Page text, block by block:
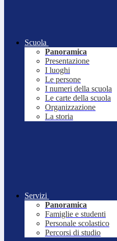
Scuola
Panoramica
Presentazione
I luoghi
Le persone
I numeri della scuola
Le carte della scuola
Organizzazione
La storia
Servizi
Panoramica
Famiglie e studenti
Personale scolastico
Percorsi di studio